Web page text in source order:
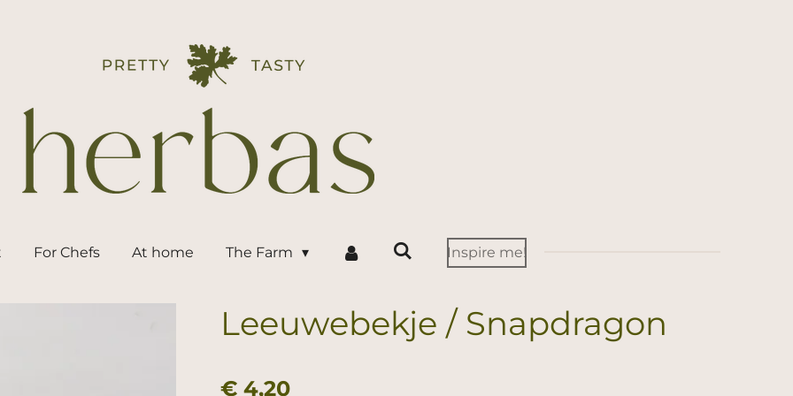
For Chefs At home The Farm Inspire me!
Leeuwebekje / Snapdragon
€ 4,20